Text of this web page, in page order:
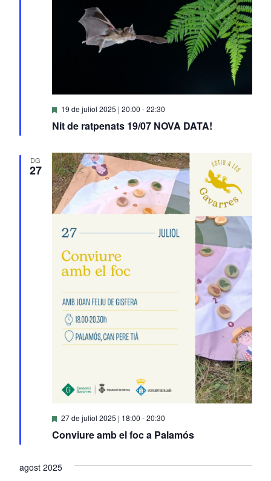
Nit de ratpenats 19/07 NOVA DATA!
Destacats
19 de juliol 2025 | 20:00 -22:30
DG
27
Conviure amb el foc a Palamós
Destacats
27 de juliol 2025 | 18:00 -20:30
agost 2025